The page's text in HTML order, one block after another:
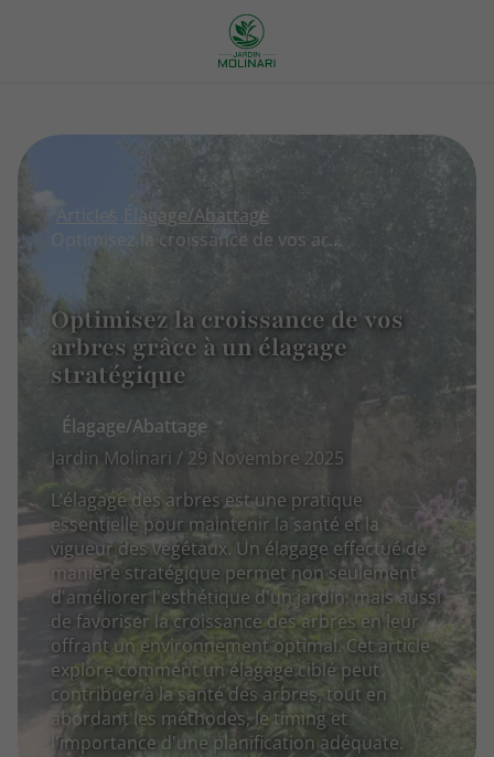
Articles
Élagage/Abattage
Optimisez la croissance de vos arbres grâce à un élagage stratégique
Optimisez la croissance de vos
arbres grâce à un élagage
stratégique
Élagage/Abattage
Jardin Molinari / 29 Novembre 2025
L’élagage des arbres est une pratique
essentielle pour maintenir la santé et la
vigueur des végétaux. Un élagage effectué de
manière stratégique permet non seulement
d'améliorer l'esthétique d'un jardin, mais aussi
de favoriser la croissance des arbres en leur
offrant un environnement optimal. Cet article
explore comment un élagage ciblé peut
contribuer à la santé des arbres, tout en
abordant les méthodes, le timing et
l'importance d'une planification adéquate.